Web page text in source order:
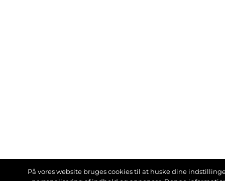
På vores website bruges cookies til at huske dine